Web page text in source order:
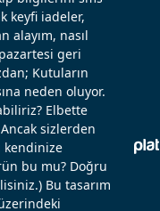
keyfi iadeler,
alayım, nasıl
geri
Kutuların
neden oluyor.
Elbette
sizlerden
kendinize
bu mu? Doğru
Bu tasarım